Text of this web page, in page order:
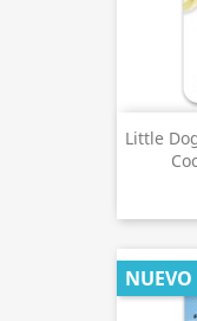
Little
NUEVO